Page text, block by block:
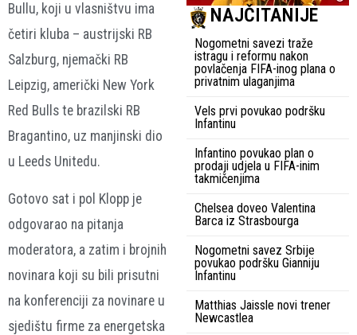
Bullu, koji u vlasništvu ima
četiri kluba – austrijski RB
Salzburg, njemački RB
Leipzig, američki New York
Red Bulls te brazilski RB
Bragantino, uz manjinski dio
u Leeds Unitedu.
Gotovo sat i pol Klopp je
odgovarao na pitanja
moderatora, a zatim i brojnih
novinara koji su bili prisutni
na konferenciji za novinare u
sjedištu firme za energetska
NAJČITANIJE
Nogometni savezi traže
istragu i reformu nakon
povlačenja FIFA-inog plana o
privatnim ulaganjima
Vels prvi povukao podršku
Infantinu
Infantino povukao plan o
prodaji udjela u FIFA-inim
takmičenjima
Chelsea doveo Valentina
Barca iz Strasbourga
Nogometni savez Srbije
povukao podršku Gianniju
Infantinu
Matthias Jaissle novi trener
Newcastlea